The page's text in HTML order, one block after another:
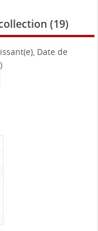
(19)
Date de